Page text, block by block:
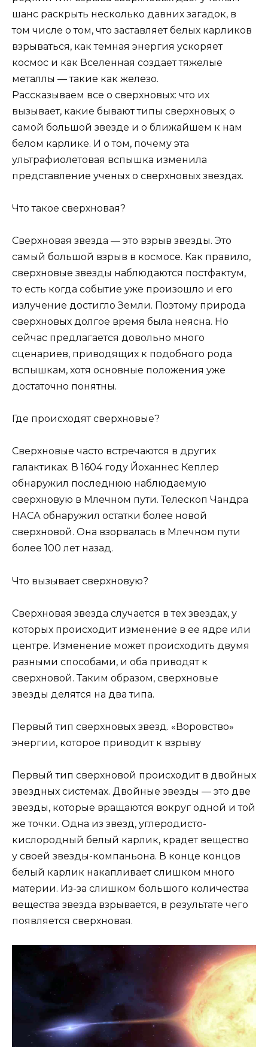
шанс раскрыть несколько давних загадок, в
том числе о том, что заставляет белых карликов
взрываться, как темная энергия ускоряет
космос и как Вселенная создает тяжелые
металлы — такие как железо.
Рассказываем все о сверхновых: что их
вызывает, какие бывают типы сверхновых; о
самой большой звезде и о ближайшем к нам
белом карлике. И о том, почему эта
ультрафиолетовая вспышка изменила
представление ученых о сверхновых звездах.
Что такое сверхновая?
Сверхновая звезда — это взрыв звезды. Это
самый большой взрыв в космосе. Как правило,
сверхновые звезды наблюдаются постфактум,
то есть когда событие уже произошло и его
излучение достигло Земли. Поэтому природа
сверхновых долгое время была неясна. Но
сейчас предлагается довольно много
сценариев, приводящих к подобного рода
вспышкам, хотя основные положения уже
достаточно понятны.
Где происходят сверхновые?
Сверхновые часто встречаются в других
галактиках. В 1604 году Йоханнес Кеплер
обнаружил последнюю наблюдаемую
сверхновую в Млечном пути. Телескоп Чандра
НАСА обнаружил остатки более новой
сверхновой. Она взорвалась в Млечном пути
более 100 лет назад.
Что вызывает сверхновую?
Сверхновая звезда случается в тех звездах, у
которых происходит изменение в ее ядре или
центре. Изменение может происходить двумя
разными способами, и оба приводят к
сверхновой. Таким образом, сверхновые
звезды делятся на два типа.
Первый тип сверхновых звезд. «Воровство»
энергии, которое приводит к взрыву
Первый тип сверхновой происходит в двойных
звездных системах. Двойные звезды — это две
звезды, которые вращаются вокруг одной и той
же точки. Одна из звезд, углеродисто-
кислородный белый карлик, крадет вещество
у своей звезды-компаньона. В конце концов
белый карлик накапливает слишком много
материи. Из-за слишком большого количества
вещества звезда взрывается, в результате чего
появляется сверхновая.